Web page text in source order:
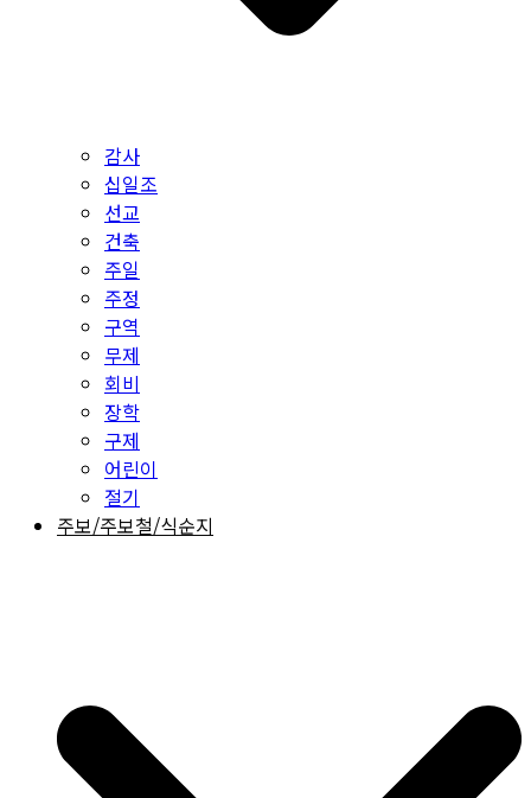
감사
십일조
선교
건축
주일
주정
구역
무제
회비
장학
구제
어린이
절기
주보/주보철/식순지